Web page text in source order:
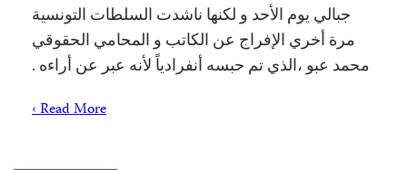
جبالي يوم الأحد و لكنها ناشدت السلطات التونسية
مرة أخري الإفراج عن الكاتب و المحامي الحقوقي
محمد عبو ،الذي تم حبسه أنفرادياً لأنه عبر عن أراءه .
Read More ›